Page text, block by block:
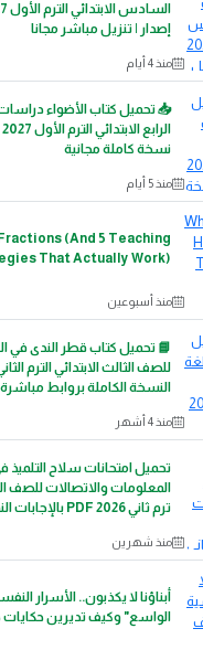
إصدار | تنزيل مباشر مجانا
منذ 4 أيام
📥 تحميل كتاب الأضواء
نسخة كاملة مجانية
منذ 5 أيام
(And 5 Teaching
That Actually Work)
منذ أسبوعين
📘 تحميل كتاب قطر الندى في
النسخة الكاملة بروابط مباشرة
منذ 4 أشهر
تحميل امتحانات سلاح التلميذ
المعلومات والاتصالات للصف
ترم ثاني 2026 PDF بالإجابات النموذجية
منذ شهرين
أبناؤنا لا يكذبون.. الأسرار
الواسع" وكيف تديرين حكايات